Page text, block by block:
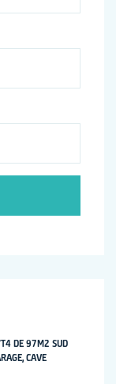
DE 97M2 SUD
CAVE